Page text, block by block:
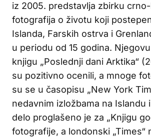
iz 2005. predstavlja zbirku
fotografija o životu koji
Islanda, Farskih ostrva i
u periodu od 15 godina.
knjigu „Poslednji dani Arktika“
su pozitivno ocenili, a mnoge
su se u časopisu „New York
nedavnim izložbama na Islandu
delo proglašeno je za „Knjigu
fotografije, a londonski „Times“